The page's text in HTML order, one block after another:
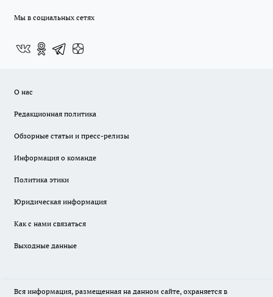
Мы в социальных сетях
О нас
Редакционная политика
Обзорные статьи и пресс-релизы
Информация о команде
Политика этики
Юридическая информация
Как с нами связаться
Выходные данные
Вся информация, размещенная на данном сайте, охраняется в